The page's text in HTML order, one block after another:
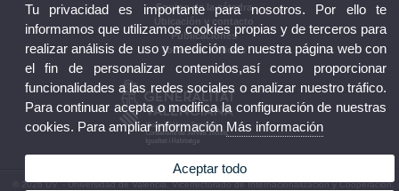
Equipo de la cátedra
Ubicación y contacto
Publicaciones
Todas las noticias
© 2026 UV. - Universidad de Valencia. Vicerrectorado de Internacionalización y Cooperación.
Tu privacidad es importante para nosotros. Por ello te
informamos que utilizamos cookies propias y de terceros para
realizar análisis de uso y medición de nuestra página web con
el fin de personalizar contenidos,así como proporcionar
funcionalidades a las redes sociales o analizar nuestro tráfico.
Para continuar acepta o modifica la configuración de nuestras
cookies. Para ampliar informaciónMás información
Aceptar todo